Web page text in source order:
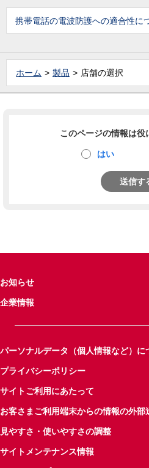
携帯電話の電波防護への適合性に
ホーム 製品 店舗の選択
このページの情報は役
はい
送信す
お知らせ
企業情報
パーソナルデータ（個人情報など）に
プライバシーポリシー
サイトご利用にあたって
お客さまご利用端末からの情報の外部
見やすさ・使いやすさの調整
サイトメンテナンス情報